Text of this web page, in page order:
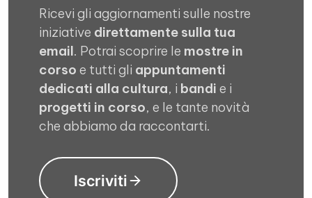
Ricevi gli aggiornamenti sulle nostre
iniziative direttamente sulla tua
email. Potrai scoprire le mostre in
corso e tutti gli appuntamenti
dedicati alla cultura, i bandi e i
progetti in corso, e le tante novità
che abbiamo da raccontarti.
Iscriviti